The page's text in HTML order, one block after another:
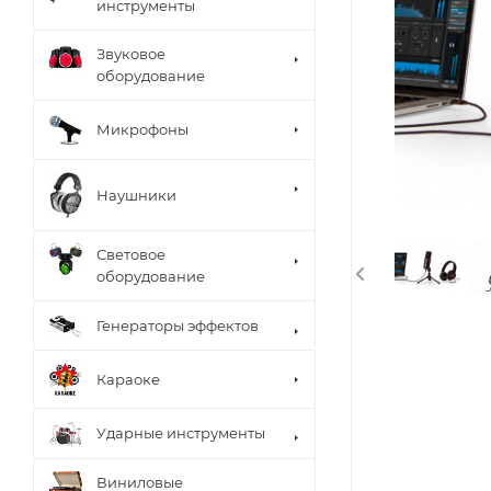
инструменты
Звуковое
оборудование
Микрофоны
Наушники
Световое
оборудование
Генераторы эффектов
Караоке
Ударные инструменты
Виниловые